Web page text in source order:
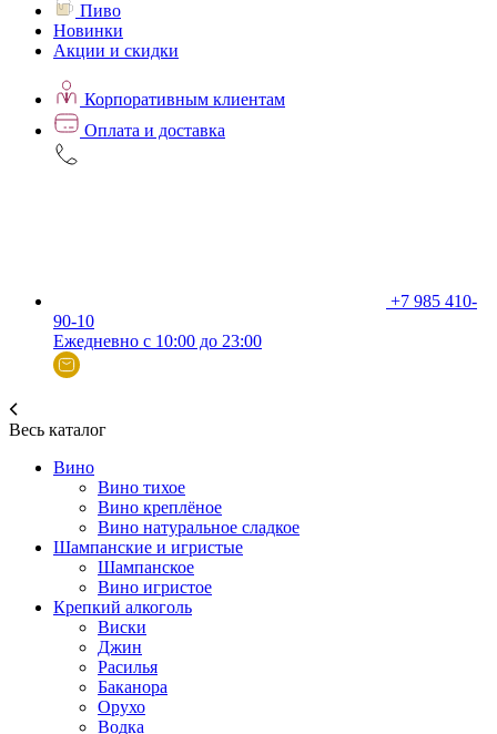
Пиво
Новинки
Акции и скидки
Корпоративным клиентам
Оплата и доставка
+7 985 410-
90-10
Ежедневно с 10:00 до 23:00
Весь каталог
Вино
Вино тихое
Вино креплёное
Вино натуральное сладкое
Шампанские и игристые
Шампанское
Вино игристое
Крепкий алкоголь
Виски
Джин
Расилья
Баканора
Орухо
Водка